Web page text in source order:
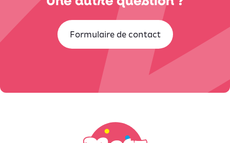
Formulaire de contact